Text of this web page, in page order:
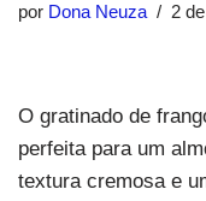
por Dona Neuza 2
O gratinado de
perfeita para um
textura cremosa e